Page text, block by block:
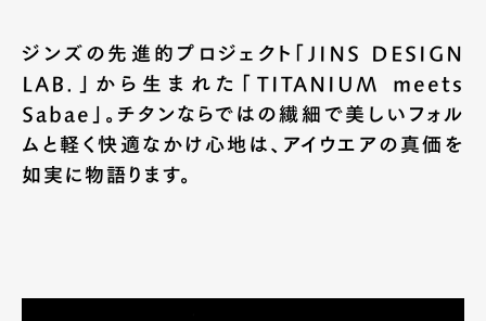
ジンズの先進的プロジェクト「JINS DESIGN
LAB.」から生まれた「TITANIUM meets
Sabae」。チタンならではの繊細で美しいフォル
ムと軽く快適なかけ心地は、アイウエアの真価を
如実に物語ります。